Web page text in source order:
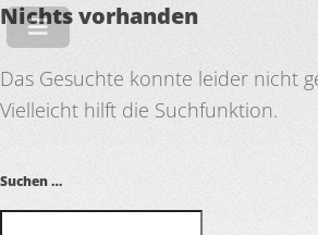
Nichts vorhanden
Das Gesuchte konnte leider nicht
Vielleicht hilft die Suchfunktion.
Suchen …